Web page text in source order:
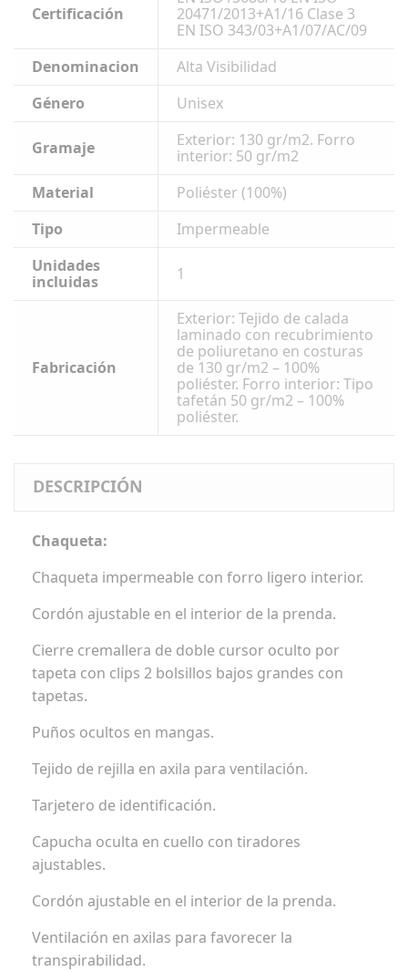
Certificación
20471/2013+A1/16 Clase 3
EN ISO 343/03+A1/07/AC/09
Denominacion
Alta Visibilidad
Género
Unisex
Gramaje
Exterior: 130 gr/m2. Forro
interior: 50 gr/m2
Material
Poliéster (100%)
Tipo
Impermeable
Unidades
incluidas
1
Fabricación
Exterior: Tejido de calada
laminado con recubrimiento
de poliuretano en costuras
de 130 gr/m2 – 100%
poliéster. Forro interior: Tipo
tafetán 50 gr/m2 – 100%
poliéster.
DESCRIPCIÓN
Chaqueta:
Chaqueta impermeable con forro ligero interior.
Cordón ajustable en el interior de la prenda.
Cierre cremallera de doble cursor oculto por
tapeta con clips 2 bolsillos bajos grandes con
tapetas.
Puños ocultos en mangas.
Tejido de rejilla en axila para ventilación.
Tarjetero de identificación.
Capucha oculta en cuello con tiradores
ajustables.
Cordón ajustable en el interior de la prenda.
Ventilación en axilas para favorecer la
transpirabilidad.